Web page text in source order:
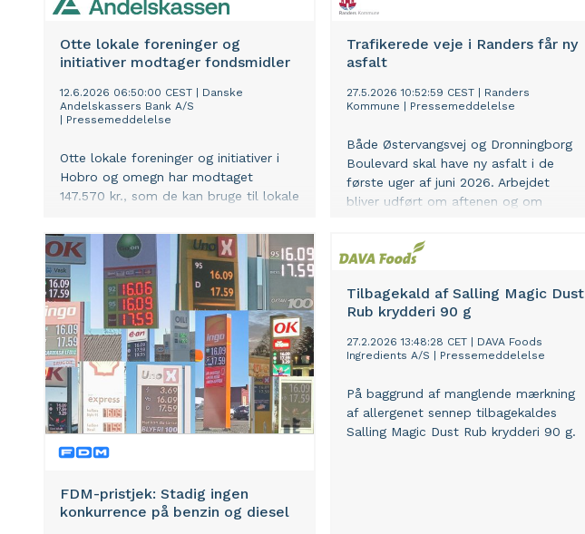
Otte lokale foreninger og
initiativer modtager fondsmidler
12.6.2026 06:50:00 CEST
Danske
Andelskassers Bank A/S
Pressemeddelelse
Otte lokale foreninger og initiativer i
Hobro og omegn har modtaget
147.570 kr., som de kan bruge til lokale
lokalsamfundene. Pengene er uddelt
af Fonden for Andelskasserne i
område Nord.
Trafikerede veje i Randers får ny
asfalt
27.5.2026 10:52:59 CEST
Randers
Kommune
Pressemeddelelse
Både Østervangsvej og Dronningborg
Boulevard skal have ny asfalt i de
første uger af juni 2026. Arbejdet
bliver udført om aftenen og om
begge retninger. Vejene er åbne i
dagtimerne og i perioder, hvor der ikke
FDM-pristjek: Stadig ingen
konkurrence på benzin og diesel
Tilbagekald af Salling Magic Dust
Rub krydderi 90 g
27.2.2026 13:48:28 CET
DAVA Foods
Ingredients A/S
Pressemeddelelse
På baggrund af manglende mærkning
af allergenet sennep tilbagekaldes
Salling Magic Dust Rub krydderi 90 g.